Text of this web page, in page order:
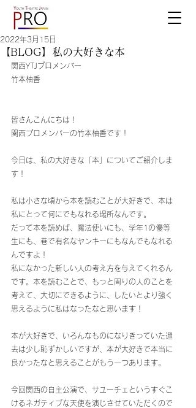
【BLOG】私の大好きな本
2022年3月15日
関西YTJプロメンバー
竹本柚香
皆さんこんにちは！
関西プロメンバーの竹本柚香です！
今日は、私の大好きな「本」についてご紹介しま
す！
私は小さな頃から本を読むことが大好きで、本は
私にとって何にでもなれる場所なんです。
だって本を読めば、魔法使いにも、学年1の優等
生にも、巷で有名なヤンキーにもなんでもなれる
んですよ！
私になかった新しい人の考え方を与えてくれるん
です。本を読むことで、もっと周りの人のことを
考えて、大切にできるように、したいとより強く
思えるように私はなったなと思います！
本が大好きで、いろんなものになりきっていた過
去は少し恥ずかしいですが、本が大好きで本当に
良かったなと思えることがもう一つあります。
今回関西の自主公演で、サユーチェというすぐこ
けるネガティブな天使を演じさせていただくので